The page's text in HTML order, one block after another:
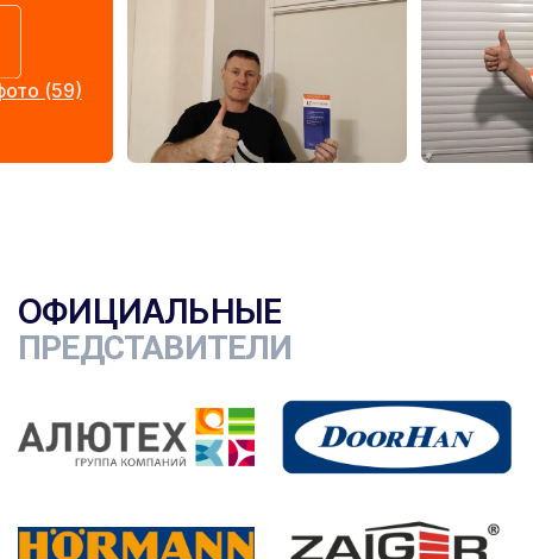
(59)
ОФИЦИАЛЬНЫЕ
ПРЕДСТАВИТЕЛИ